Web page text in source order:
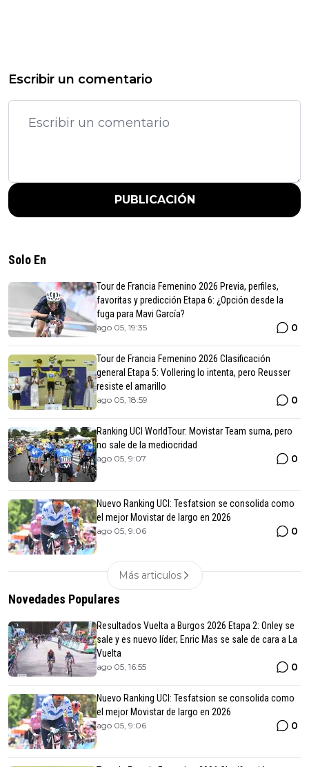
Escribir un comentario
PUBLICACIÓN
Solo En
Tour de Francia Femenino 2026 Previa, perfiles,
favoritas y predicción Etapa 6: ¿Opción desde la
fuga para Mavi García?
ago 05, 19:35 0
Tour de Francia Femenino 2026 Clasificación
general Etapa 5: Vollering lo intenta, pero Reusser
resiste el amarillo
ago 05, 18:59 0
Ranking UCI WorldTour: Movistar Team suma, pero
no sale de la mediocridad
ago 05, 9:07 0
Nuevo Ranking UCI: Tesfatsion se consolida como
el mejor Movistar de largo en 2026
ago 05, 9:06 0
Más articulos
Novedades Populares
Resultados Vuelta a Burgos 2026 Etapa 2: Onley se
sale y es nuevo líder; Enric Mas se sale de cara a La
Vuelta
ago 05, 16:55 0
Nuevo Ranking UCI: Tesfatsion se consolida como
el mejor Movistar de largo en 2026
ago 05, 9:06 0